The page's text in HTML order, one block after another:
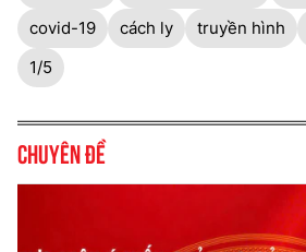
covid-19
cách ly truyền hình
1/5
Chuyên đề